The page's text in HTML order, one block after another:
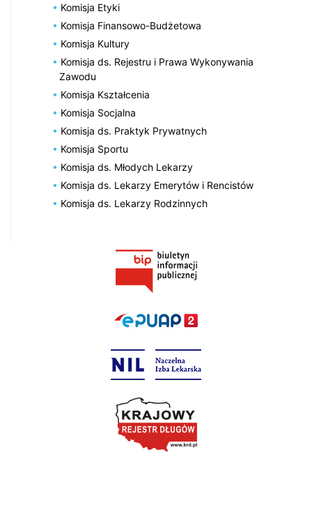
Komisja Etyki
Komisja Finansowo-Budżetowa
Komisja Kultury
Komisja ds. Rejestru i Prawa Wykonywania
Zawodu
Komisja Kształcenia
Komisja Socjalna
Komisja ds. Praktyk Prywatnych
Komisja Sportu
Komisja ds. Młodych Lekarzy
Komisja ds. Lekarzy Emerytów i Rencistów
Komisja ds. Lekarzy Rodzinnych